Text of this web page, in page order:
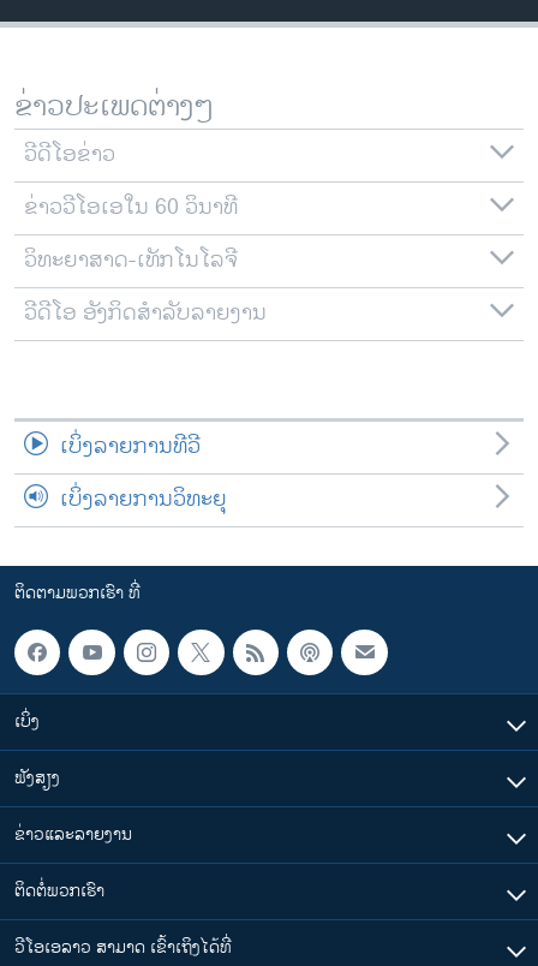
ສຽງ
ລາຍການກະຈາຍສຽງ
ຕິດຕາມພວກເຮົາ ທີ່
ພາສາຕ່າງໆ
ຂ່າວປະເພດຕ່າງໆ
ວີດີໂອຂ່າວ
ຂ່າວວີໂອເອໃນ 60 ວິນາທີ
ວິທະຍາສາດ-ເທັກໂນໂລຈີ
ວີດີໂອ ອັງກິດສຳລັບລາຍງານ
ເບິ່ງລາຍການທີວີ
ເບິ່ງລາຍການວິທະຍຸ
ຕິດຕາມພວກເຮົາ ທີ່
ເບິ່ງ
ຟັງສຽງ
ຂ່າວແລະລາຍງານ
ຕິດຕໍ່ພວກເຮົາ
ວີໂອເອລາວ ສາມາດ ເຂົ້າເຖິງໄດ້ທີ່